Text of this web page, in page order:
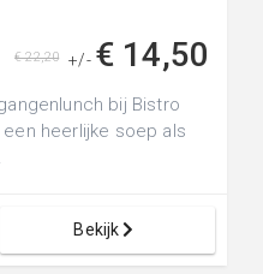
+/- € 14,50
€ 22,20
bij Bistro
heerlijke soep als
Bekijk